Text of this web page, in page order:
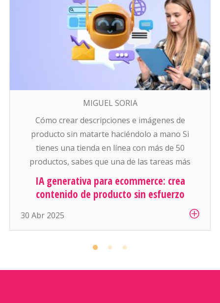
MIGUEL SORIA
Cómo crear descripciones e imágenes de
producto sin matarte haciéndolo a mano Si
tienes una tienda en línea con más de 50
productos, sabes que una de las tareas más
pesadas (y aburridas) es: escribir descripciones
atractivas y conseguir buenas fotos para cada
artículo. Y si manejas cientos o miles de
productos… es simplemente inhumano […]
IA generativa para ecommerce: crea
contenido de producto sin esfuerzo
30 Abr 2025